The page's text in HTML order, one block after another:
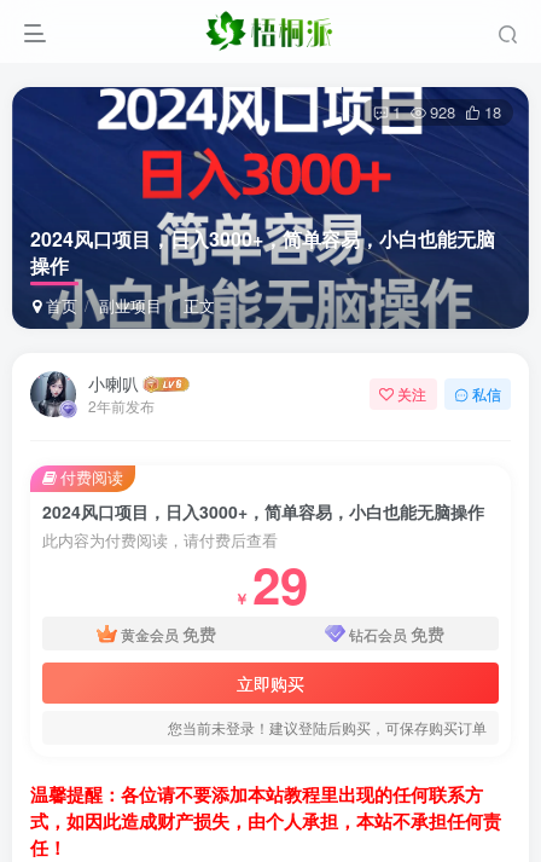
2024风口项目，日入3000+，简单容易，小白也能无脑
操作
首页 副业项目 正文
1 928 18
小喇叭
2年前发布
关注 私信
2024风口项目，日入3000+，简单容易，小白也能无脑操作
此内容为付费阅读，请付费后查看
￥ 29
黄金会员 免费 钻石会员 免费
立即购买
您当前未登录！建议登陆后购买，可保存购买订单
付费阅读
温馨提醒：各位请不要添加本站教程里出现的任何联系方
式，如因此造成财产损失，由个人承担，本站不承担任何责
任！